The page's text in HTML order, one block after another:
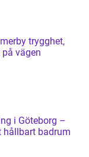
vägen
i Göteborg –
hållbart badrum